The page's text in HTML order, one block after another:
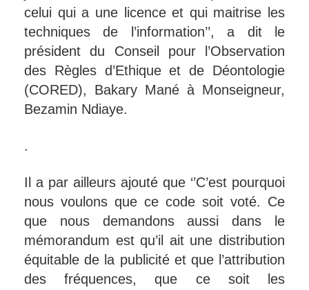
celui qui a une licence et qui maitrise les
techniques de l’information’’, a dit le
président du Conseil pour l’Observation
des Règles d’Ethique et de Déontologie
(CORED), Bakary Mané à Monseigneur,
Bezamin Ndiaye.
.
Il a par ailleurs ajouté que ‘’C’est pourquoi
nous voulons que ce code soit voté. Ce
que nous demandons aussi dans le
mémorandum est qu’il ait une distribution
équitable de la publicité et que l’attribution
des fréquences, que ce soit les